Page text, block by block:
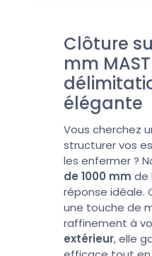
Clôture
mm
élégante
Vous cherchez
structurer vos
les enfermer ?
de 1000 mm de
réponse idéale.
une touche de
raffinement à
extérieur, elle